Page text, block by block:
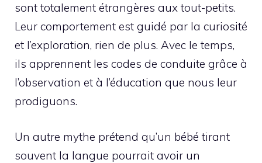
sont totalement étrangères aux tout-petits.
Leur comportement est guidé par la curiosité
et l’exploration, rien de plus. Avec le temps,
ils apprennent les codes de conduite grâce à
l’observation et à l’éducation que nous leur
prodiguons.
Un autre mythe prétend qu’un bébé tirant
souvent la langue pourrait avoir un